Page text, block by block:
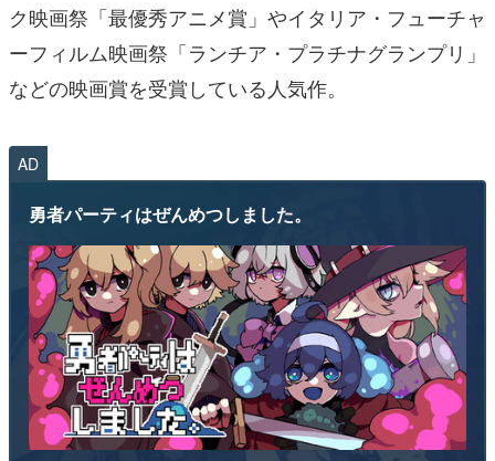
ク映画祭「最優秀アニメ賞」やイタリア・フューチャ
ーフィルム映画祭「ランチア・プラチナグランプリ」
などの映画賞を受賞している人気作。
AD
勇者パーティはぜんめつしました。